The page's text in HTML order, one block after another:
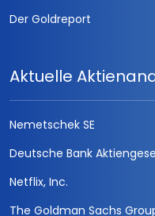
Der Goldreport
Aktuelle
Nemetschek SE
Deutsche Bank
Netflix, Inc.
The Goldman Sachs